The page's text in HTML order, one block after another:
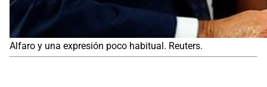
Alfaro y una expresión poco habitual. Reuters.